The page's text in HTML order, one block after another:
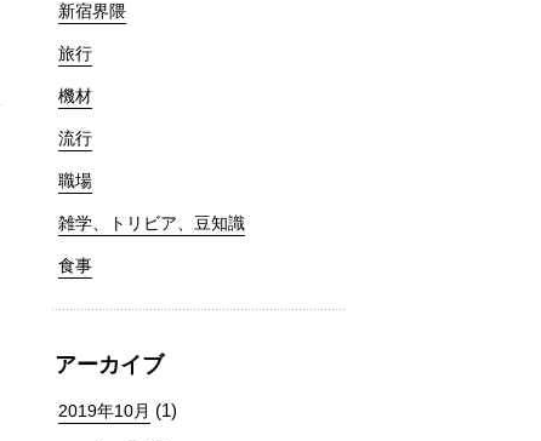
新宿界隈
旅行
機材
流行
職場
雑学、トリビア、豆知識
食事
アーカイブ
2019年10月 (1)